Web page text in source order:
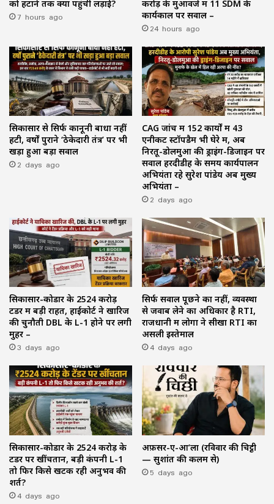
को हटाने तक क्यों पहुंची लड़ाई?
7 hours ago
करोड़ के मुआवजे में 11 SDM के
कार्यकाल पर सवाल –
24 hours ago
सिकासार से सिर्फ कानूनी बाधा नहीं
हटी, वर्षों पुराने ‘ठेकेदारी तंत्र’ पर भी
खड़ा हुआ बड़ा सवाल
2 days ago
CAG जांच में 152 कार्यों में 43
एनीकट स्टॉपडैम भी घेरे में, अब
निरतू-डोलमुआ की ड्राइंग-डिजाइन पर
सवाल हरदीडीह के समय कार्यपालन
अभियंता रहे सुरेश पांडेय अब मुख्य
अभियंता –
2 days ago
सिकासार-कोडार के ₹2524 करोड़
टेंडर में बड़ी राहत, हाईकोर्ट ने खारिज
की चुनौती DBL के L-1 होने पर लगी
मुहर –
3 days ago
सिर्फ सवाल पूछने का नहीं, व्यवस्था
से जवाब लेने का अधिकार है RTI,
राजधानी में लोगों ने सीखा RTI का
असली इस्तेमाल
4 days ago
सिकासार-कोडार के ₹2524 करोड़ के
टेंडर पर खींचतान, बड़ी कंपनी L-1
तो फिर किसे खटक रही अनुभव की
शर्त?
4 days ago
अफ़सर-ए-आ’ला (रविवार की चिट्ठी
— सुशांत की कलम से)
5 days ago